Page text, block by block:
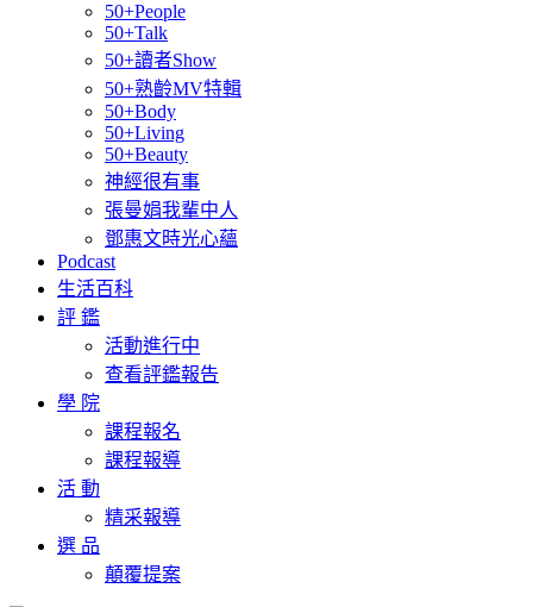
50+People
50+Talk
50+讀者Show
50+熟齡MV特輯
50+Body
50+Living
50+Beauty
神經很有事
張曼娟我輩中人
鄧惠文時光心蘊
Podcast
生活百科
評 鑑
活動進行中
查看評鑑報告
學 院
課程報名
課程報導
活 動
精采報導
選 品
顛覆提案